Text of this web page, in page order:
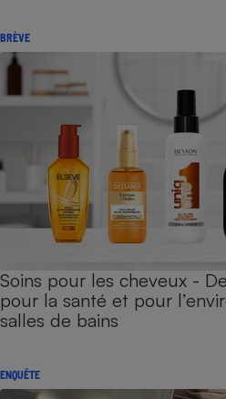
BRÈVE
Soins pour les cheveux -
pour la santé et pour
salles de bains
ENQUÊTE